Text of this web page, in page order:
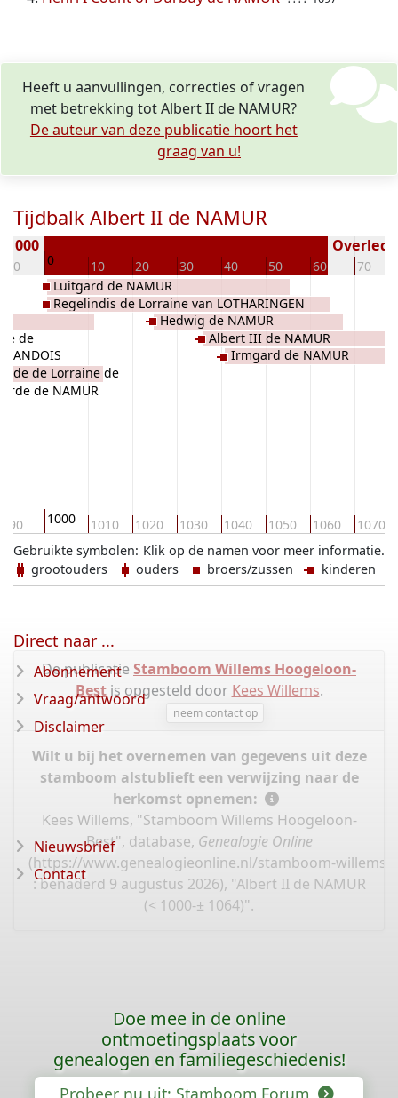
Heeft u aanvullingen, correcties of vragen
met betrekking tot Albert II de NAMUR?
De auteur van deze publicatie hoort het
graag van u!
Tijdbalk Albert II de NAMUR
-10 0 10 20 30 40 50 60 70
1000
990 1000 1010 1020 1030 1040 1050 1060 1070
de
de Lorraine de
de NAMUR
Luitgard de NAMUR
Regelindis de Lorraine van LOTHARINGEN
Hedwig de NAMUR
Albert III de NAMUR
Irmgard de NAMUR
Klik op de namen voor meer informatie.
Gebruikte symbolen:
grootouders
ouders broers/zussen kinderen
De publicatie Stamboom Willems Hoogeloon-
Bestis opgesteld door Kees Willems.
neem contact op
Wilt u bij het overnemen van gegevens uit deze
stamboom alstublieft een verwijzing naar de
herkomst opnemen:
Kees Willems, "Stamboom Willems Hoogeloon-
Best", database, Genealogie Online
(https://www.genealogieonline.nl/stamboom-willems-
: benaderd 9 augustus 2026), "Albert II de NAMUR
(< 1000-± 1064)".
Direct naar ...
Abonnement
Vraag/antwoord
Disclaimer
Nieuwsbrief
Contact
Doe mee in de online
ontmoetingsplaats voor
genealogen en familiegeschiedenis!
Probeer nu uit: Stamboom Forum